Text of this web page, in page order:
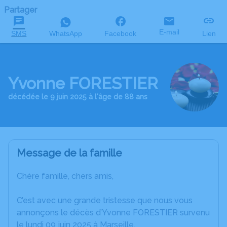
Partager
SMS WhatsApp Facebook E-mail Lien
Yvonne FORESTIER
décédée le 9 juin 2025 à l'âge de 88 ans
Message de la famille
Chère famille, chers amis,
C’est avec une grande tristesse que nous vous
annonçons le décès d’Yvonne FORESTIER survenu
le lundi 09 juin 2025 à Marseille.